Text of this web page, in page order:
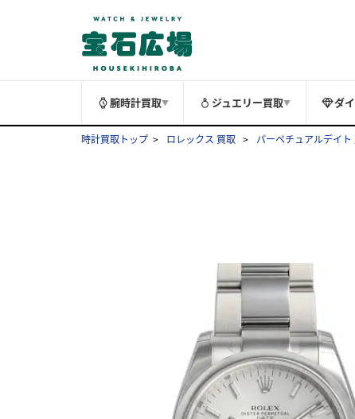
腕時計買取▼ ジュエリー買取▼ ダ
時計買取トップ ロレックス 買取 パーペチュアルデイト